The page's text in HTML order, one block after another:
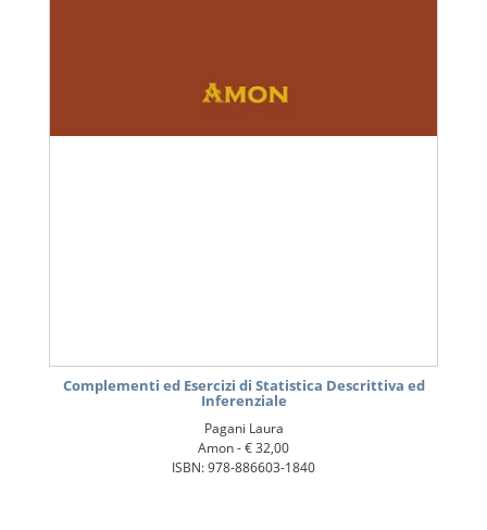
Complementi ed Esercizi di Statistica Descrittiva ed
Inferenziale
Pagani Laura
Amon -€ 32,00
ISBN: 978-886603-1840